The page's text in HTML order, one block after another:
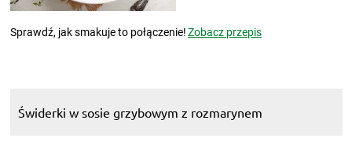
Sprawdź, jak smakuje to połączenie!Zobacz przepis
Świderki w sosie grzybowym z rozmarynem